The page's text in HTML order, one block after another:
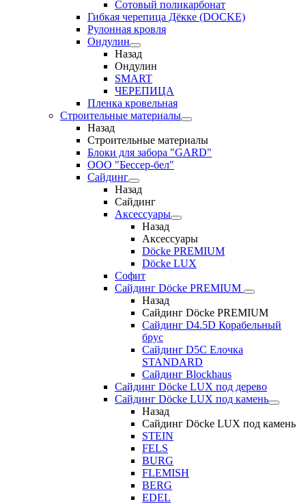
Сотовый поликарбонат
Гибкая черепица Дёкке (DOCKE)
Рулонная кровля
Ондулин
Назад
Ондулин
SMART
ЧЕРЕПИЦА
Пленка кровельная
Строительные материалы
Назад
Строительные материалы
Блоки для забора "GARD"
ООО "Бессер-бел"
Сайдинг
Назад
Сайдинг
Аксессуары
Назад
Аксессуары
Döcke PREMIUM
Döcke LUX
Софит
Сайдинг Döcke PREMIUM
Назад
Сайдинг Döcke PREMIUM
Сайдинг D4.5D Корабельный
брус
Сайдинг D5С Елочка
STANDARD
Сайдинг Blockhaus
Сайдинг Döcke LUX под дерево
Сайдинг Döcke LUX под камень
Назад
Сайдинг Döcke LUX под камень
STEIN
FELS
BURG
FLEMISH
BERG
EDEL